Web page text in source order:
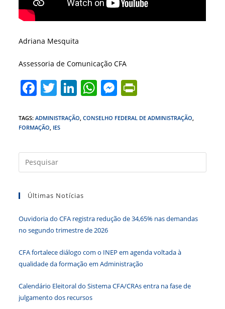
Adriana Mesquita
Assessoria de Comunicação CFA
F
c
e
b
o
k
T
itt
er
Li
k
dI
n
W
at
A
p
M
ss
n
g
tF
e
n
TAGS:ADMINISTRAÇÃO CONSELHO FEDERAL DE ADMINISTRAÇÃO
FORMAÇÃO IES
a
Últimas Notícias
Ouvidoria do CFA registra redução de 34,65% nas demandas
no segundo trimestre de 2026
CFA fortalece diálogo com o INEP em agenda voltada à
qualidade da formação em Administração
Calendário Eleitoral do Sistema CFA/CRAs entra na fase de
julgamento dos recursos